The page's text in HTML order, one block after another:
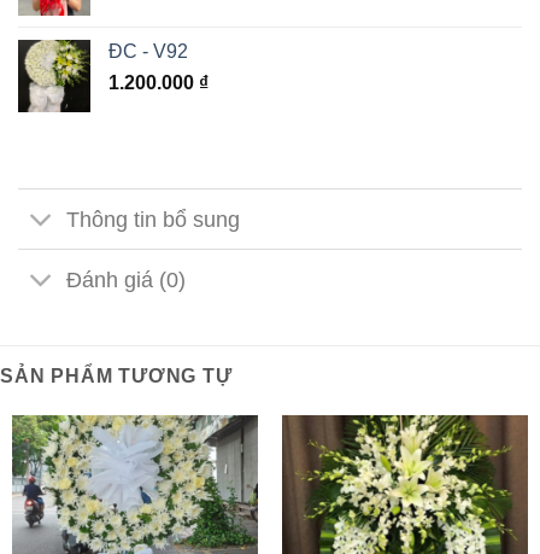
ĐC - V92
1.200.000 ₫
Thông tin bổ sung
Đánh giá (0)
SẢN PHẨM TƯƠNG TỰ